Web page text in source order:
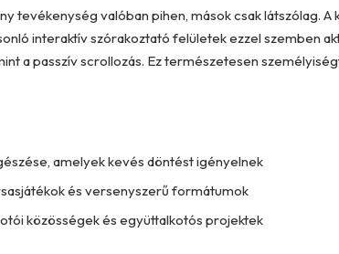
tevékenység valóban pihen, mások csak látszólag.
interaktív szórakoztató felületek ezzel szemben
a passzív scrollozás. Ez természetesen
amelyek kevés döntést igényelnek
és versenyszerű formátumok
közösségek és együttalkotós projektek